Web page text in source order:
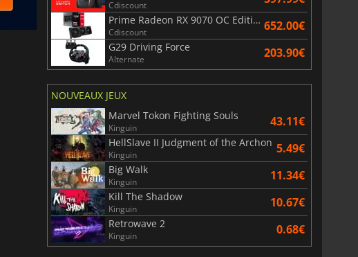
Cdiscount
Prime Radeon RX 9070 OC Edition 16GB
Cdiscount 652.00€
G29 Driving Force
Alternate 203.90€
NOUVEAUX JEUX
Marvel Tokon Fighting Souls
Kinguin 43.11€
HellSlave II Judgment of the Archon
Kinguin 5.49€
Big Walk
Kinguin 11.34€
Kill The Shadow
Kinguin 10.67€
Retrowave 2
Kinguin 0.68€